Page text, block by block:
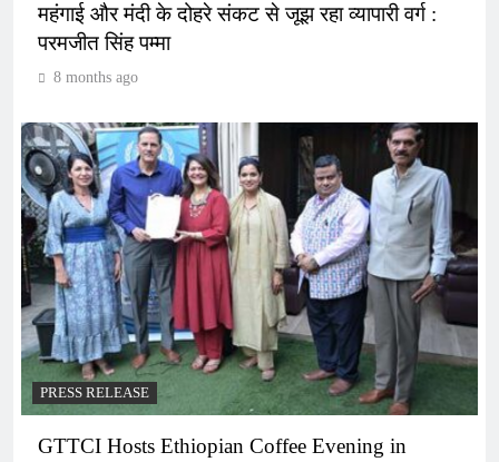
महंगाई और मंदी के दोहरे संकट से जूझ रहा व्यापारी वर्ग :
परमजीत सिंह पम्मा
8 months ago
PRESS RELEASE
GTTCI Hosts Ethiopian Coffee Evening in